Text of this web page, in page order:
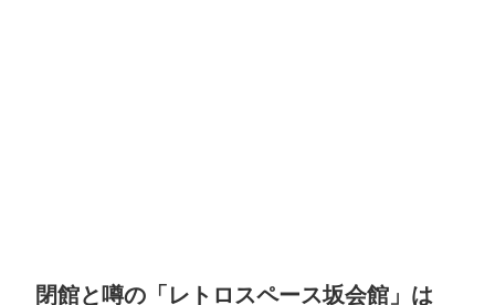
閉館と噂の「レトロスペース坂会館」は